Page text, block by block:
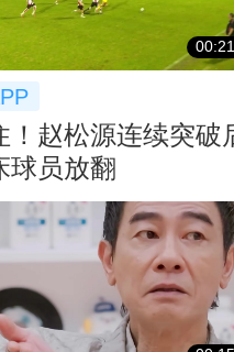
00:21
！赵松源连续突破
球员放翻